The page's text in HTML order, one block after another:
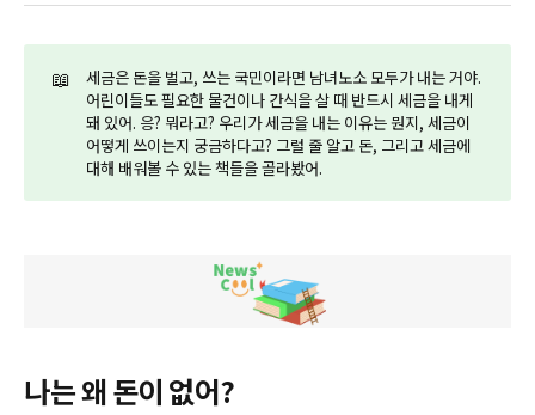
📖
세금은 돈을 벌고, 쓰는 국민이라면 남녀노소 모두가 내는 거야.
어린이들도 필요한 물건이나 간식을 살 때 반드시 세금을 내게
돼 있어. 응? 뭐라고? 우리가 세금을 내는 이유는 뭔지, 세금이
어떻게 쓰이는지 궁금하다고? 그럴 줄 알고 돈, 그리고 세금에
대해 배워볼 수 있는 책들을 골라봤어.
나는 왜 돈이 없어?